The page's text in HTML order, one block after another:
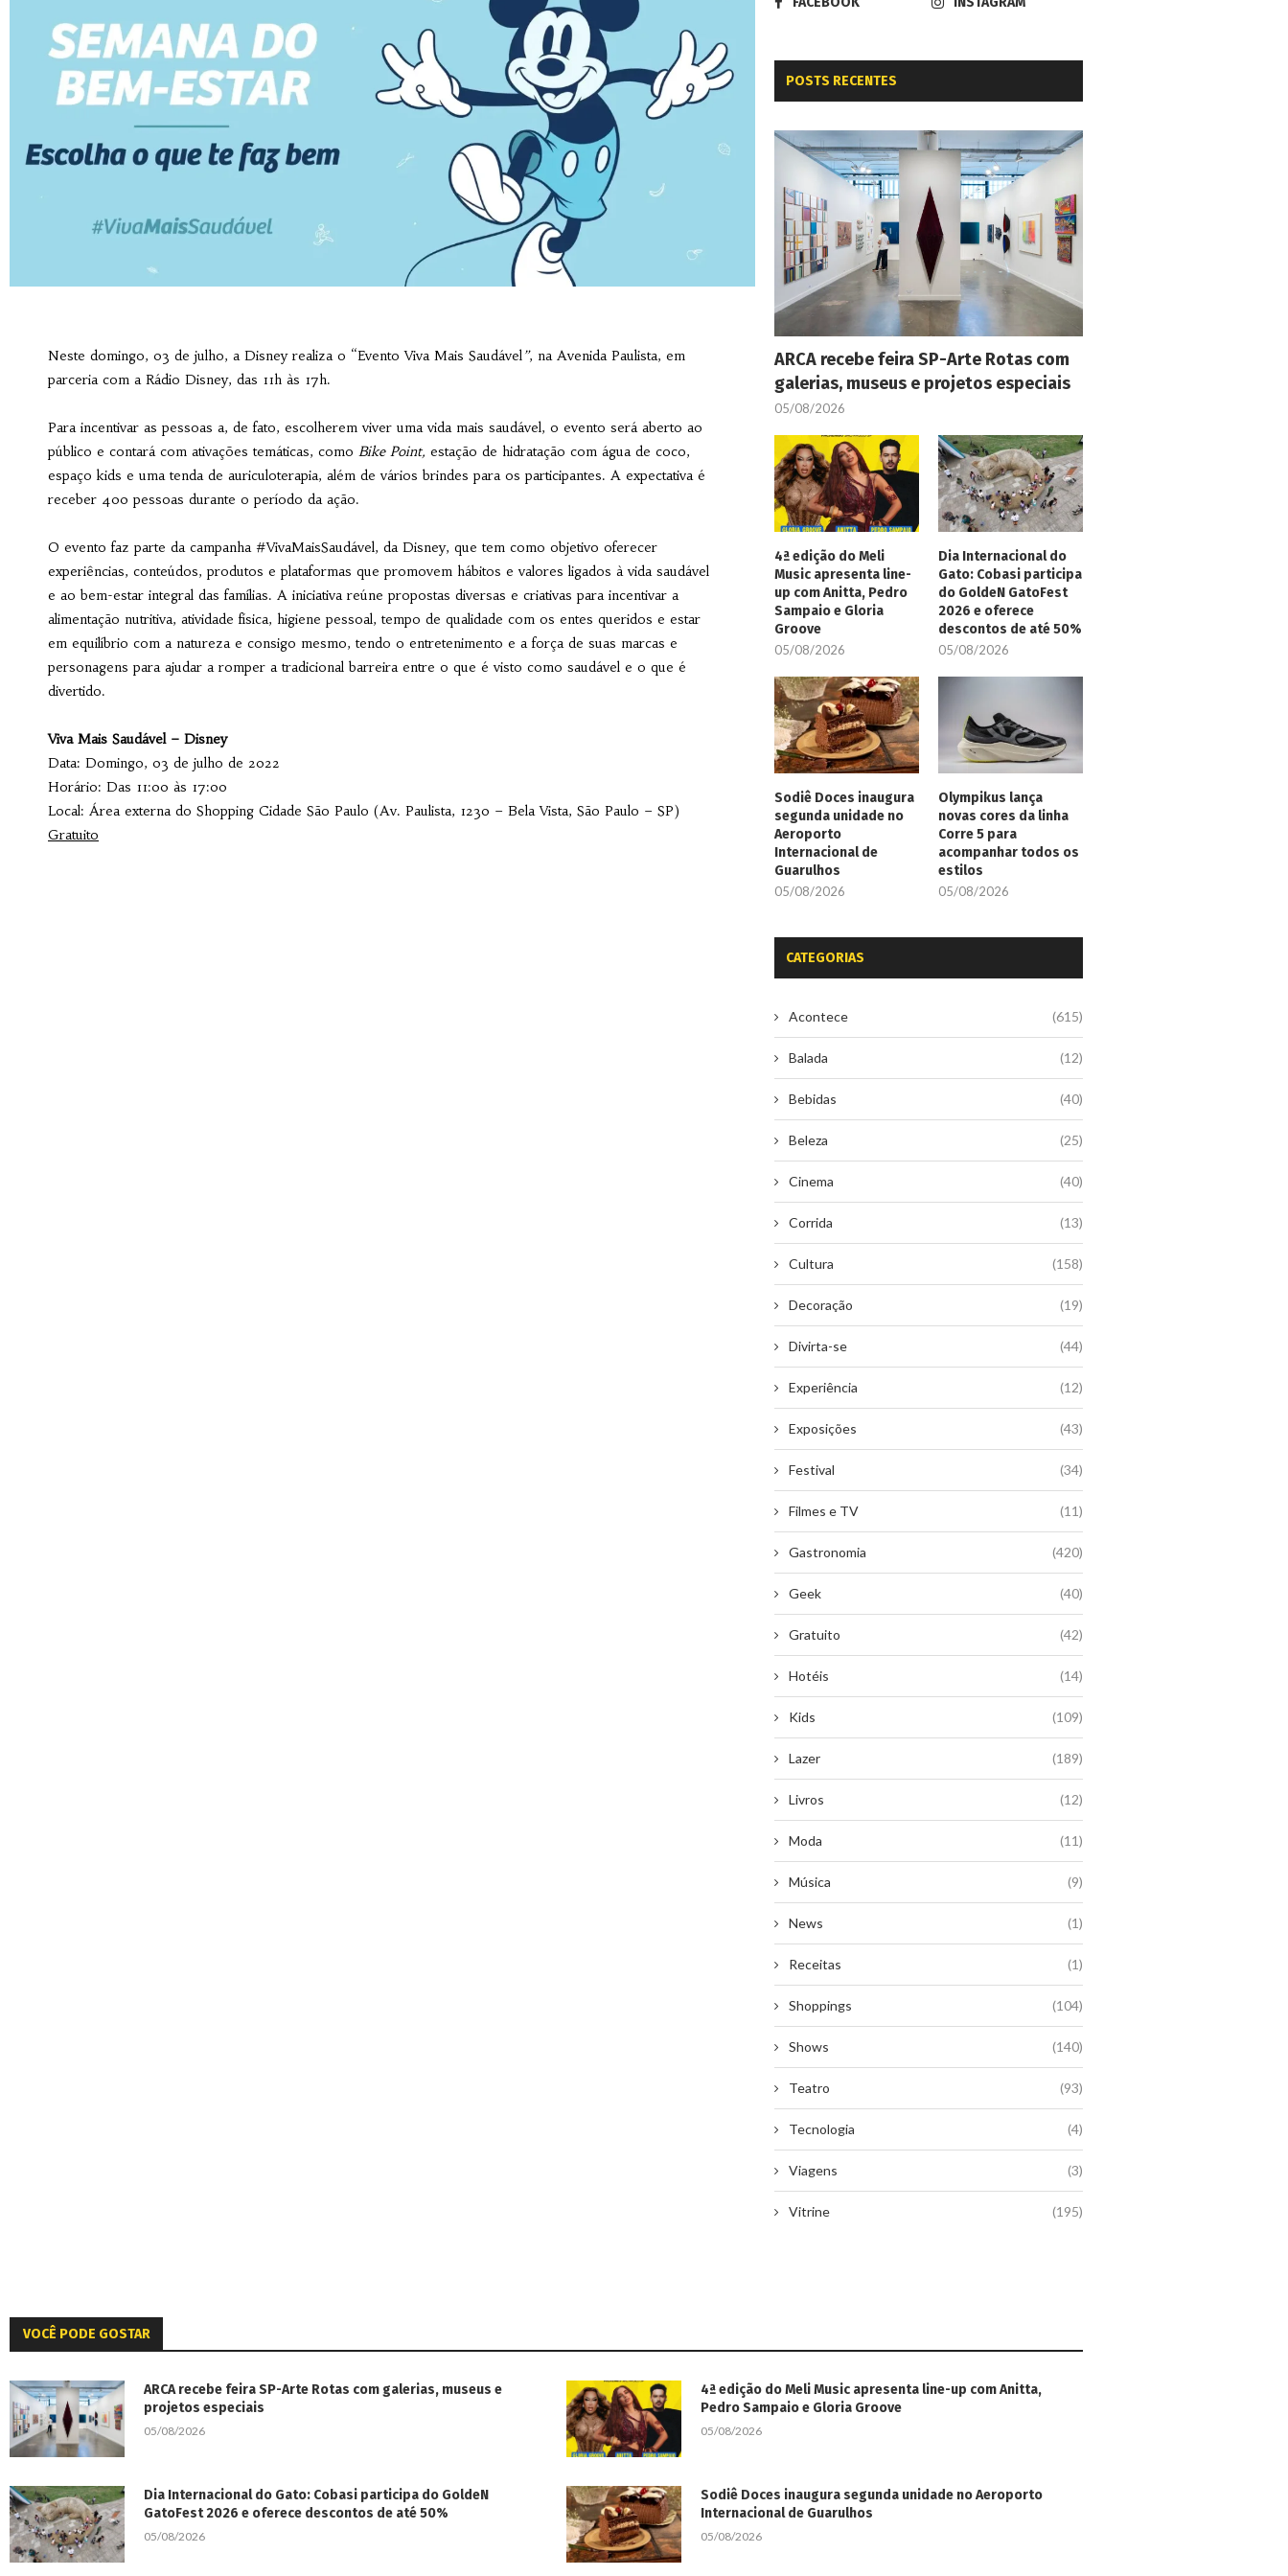
Neste domingo, 03 de julho, a Disney realiza o “Evento Viva Mais Saudável ”, na Avenida Paulista, em
parceria com a Rádio Disney, das 11h às 17h.
Para incentivar as pessoas a, de fato, escolherem viver uma vida mais saudável, o evento será aberto ao
público e contará com ativações temáticas, como Bike Point, estação de hidratação com água de coco,
espaço kids e uma tenda de auriculoterapia, além de vários brindes para os participantes. A expectativa é
receber 400 pessoas durante o período da ação.
O evento faz parte da campanha #VivaMaisSaudável, da Disney, que tem como objetivo oferecer
experiências, conteúdos, produtos e plataformas que promovem hábitos e valores ligados à vida saudável
e ao bem-estar integral das famílias. A iniciativa reúne propostas diversas e criativas para incentivar a
alimentação nutritiva, atividade física, higiene pessoal, tempo de qualidade com os entes queridos e estar
em equilíbrio com a natureza e consigo mesmo, tendo o entretenimento e a força de suas marcas e
personagens para ajudar a romper a tradicional barreira entre o que é visto como saudável e o que é
divertido.
Viva Mais Saudável – Disney
Data: Domingo, 03 de julho de 2022
Horário: Das 11:00 às 17:00
Local: Área externa do Shopping Cidade São Paulo (Av. Paulista, 1230 – Bela Vista, São Paulo – SP)
Gratuito
POSTS RECENTES
ARCA recebe feira SP-Arte Rotas com
galerias, museus e projetos especiais
05/08/2026
4ª edição do Meli
Music apresenta line-
up com Anitta, Pedro
Sampaio e Gloria
Groove
05/08/2026
Dia Internacional do
Gato: Cobasi participa
do GoldeN GatoFest
2026 e oferece
descontos de até 50%
05/08/2026
Sodiê Doces inaugura
segunda unidade no
Aeroporto
Internacional de
Guarulhos
05/08/2026
Olympikus lança
novas cores da linha
Corre 5 para
acompanhar todos os
estilos
05/08/2026
CATEGORIAS
Acontece (615)
Balada (12)
Bebidas (40)
Beleza (25)
Cinema (40)
Corrida (13)
Cultura (158)
Decoração (19)
Divirta-se (44)
Experiência (12)
Exposições (43)
Festival (34)
Filmes e TV (11)
Gastronomia (420)
Geek (40)
Gratuito (42)
Hotéis (14)
Kids (109)
Lazer (189)
Livros (12)
Moda (11)
Música (9)
News (1)
Receitas (1)
Shoppings (104)
Shows (140)
Teatro (93)
Tecnologia (4)
Viagens (3)
Vitrine (195)
VOCÊ PODE GOSTAR
ARCA recebe feira SP-Arte Rotas com galerias, museus e
projetos especiais
05/08/2026
4ª edição do Meli Music apresenta line-up com Anitta,
Pedro Sampaio e Gloria Groove
05/08/2026
Dia Internacional do Gato: Cobasi participa do GoldeN
GatoFest 2026 e oferece descontos de até 50%
05/08/2026
Sodiê Doces inaugura segunda unidade no Aeroporto
Internacional de Guarulhos
05/08/2026